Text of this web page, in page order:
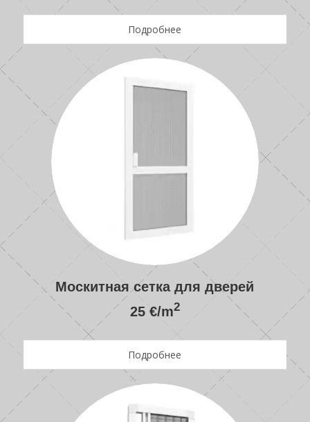
Подробнее
Москитная сетка для дверей
25 €/m2
Подробнее